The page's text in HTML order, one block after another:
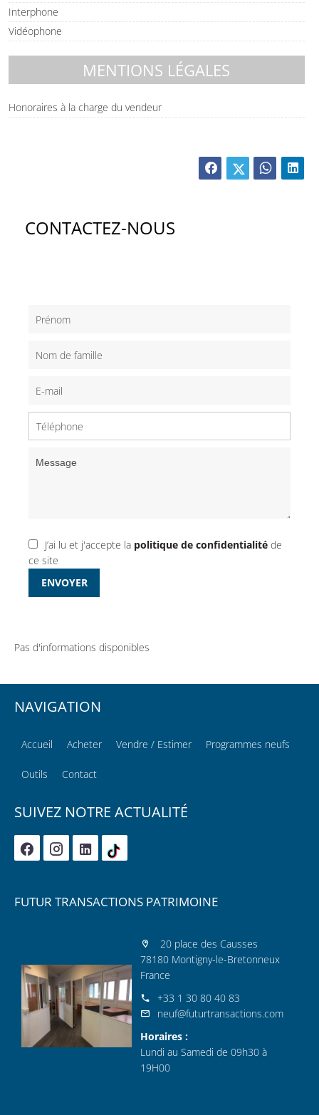
Interphone
Vidéophone
MENTIONS LÉGALES
Honoraires à la charge du vendeur
CONTACTEZ-NOUS
J’ai lu et j'accepte la politique de confidentialité de
ce site
ENVOYER
Pas d'informations disponibles
NAVIGATION
Accueil Acheter Vendre / Estimer Programmes neufs
Outils Contact
SUIVEZ NOTRE ACTUALITÉ
FUTUR TRANSACTIONS PATRIMOINE
20 place des Causses
78180 Montigny-le-Bretonneux
France
+33 1 30 80 40 83
neuf@futurtransactions.com
Horaires :
Lundi au Samedi de 09h30 à
19H00